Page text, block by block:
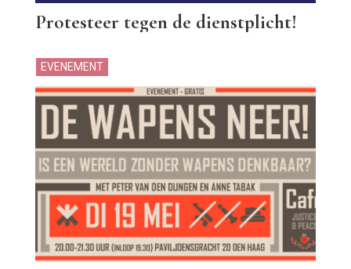
Protesteer tegen de dienstplicht!
EVENEMENT